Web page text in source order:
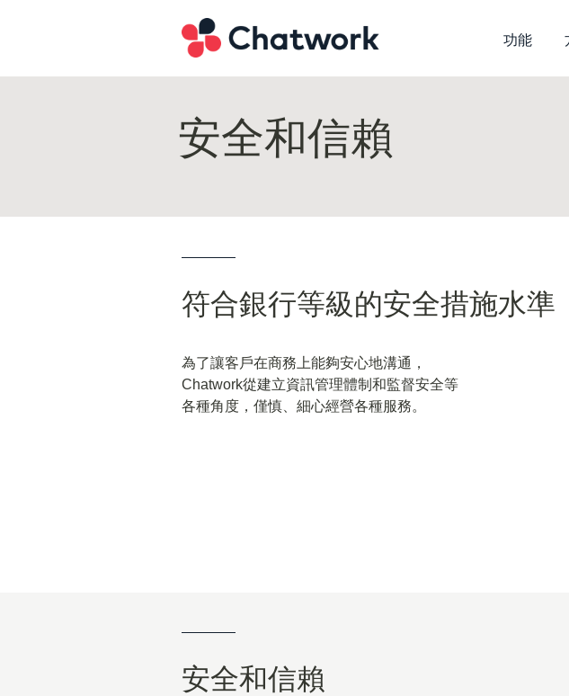
功能
安全和信賴
符合銀行等級的安全措施水準
為了讓客戶在商務上能夠安心地溝通，
Chatwork從建立資訊管理體制和監督安全等
各種角度，僅慎、細心經營各種服務。
安全和信賴